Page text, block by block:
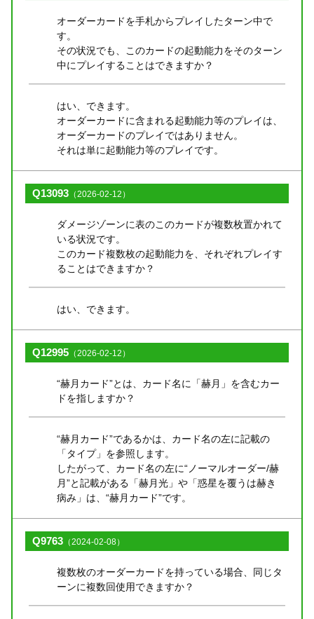
オーダーカードを手札からプレイしたターン中で
す。
その状況でも、このカードの起動能力をそのターン
中にプレイすることはできますか？
はい、できます。
オーダーカードに含まれる起動能力等のプレイは、
オーダーカードのプレイではありません。
それは単に起動能力等のプレイです。
Q13093 （2026-02-12）
ダメージゾーンに表のこのカードが複数枚置かれて
いる状況です。
このカード複数枚の起動能力を、それぞれプレイす
ることはできますか？
はい、できます。
Q12995 （2026-02-12）
“赫月カード”とは、カード名に「赫月」を含むカー
ドを指しますか？
“赫月カード”であるかは、カード名の左に記載の
「タイプ」を参照します。
したがって、カード名の左に“ノーマルオーダー/赫
月”と記載がある「赫月光」や「惑星を覆うは赫き
病み」は、“赫月カード”です。
Q9763 （2024-02-08）
複数枚のオーダーカードを持っている場合、同じタ
ーンに複数回使用できますか？